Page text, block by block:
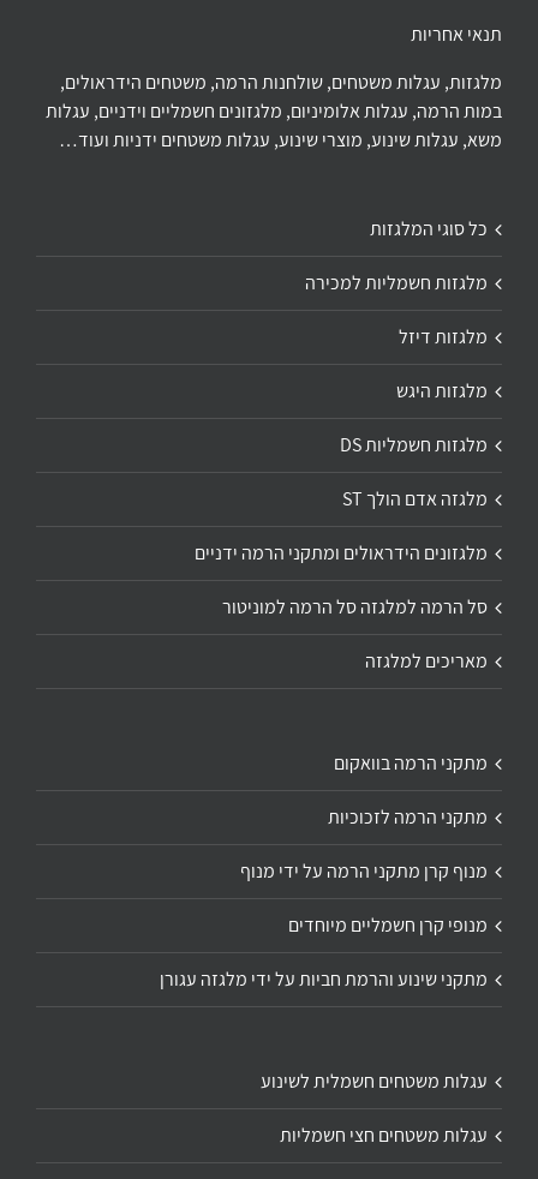
תנאי אחריות
מלגזות, עגלות משטחים, שולחנות הרמה, משטחים הידראולים,
במות הרמה, עגלות אלומיניום, מלגזונים חשמליים וידניים, עגלות
משא, עגלות שינוע, מוצרי שינוע, עגלות משטחים ידניות ועוד…
כל סוגי המלגזות
מלגזות חשמליות למכירה
מלגזות דיזל
מלגזות היגש
מלגזות חשמליות DS
מלגזה אדם הולך ST
מלגזונים הידראולים ומתקני הרמה ידניים
סל הרמה למלגזה סל הרמה למוניטור
מאריכים למלגזה
מתקני הרמה בוואקום
מתקני הרמה לזכוכיות
מנוף קרן מתקני הרמה על ידי מנוף
מנופי קרן חשמליים מיוחדים
מתקני שינוע והרמת חביות על ידי מלגזה עגורן
עגלות משטחים חשמלית לשינוע
עגלות משטחים חצי חשמליות